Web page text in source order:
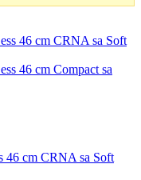
46 cm CRNA sa Soft